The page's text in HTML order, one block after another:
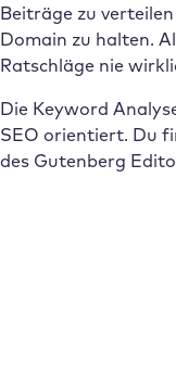
Beiträge zu
Domain zu halten.
Ratschläge nie
Die Keyword
SEO orientiert. Du
des Gutenberg